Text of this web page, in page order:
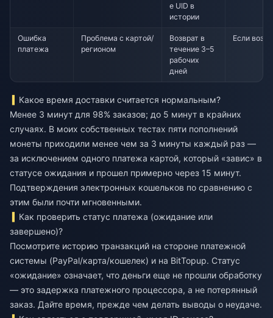
е UID в
истории
Ошибка
платежа
Проблема с картой/
регионом
Возврат в
течение 3–5
рабочих
дней
Если
Какое время доставки считается нормальным?
Менее 3 минут для 98% заказов; до 5 минут в крайних
случаях. В моих собственных тестах пяти пополнений
монеты приходили менее чем за 3 минуты каждый раз —
за исключением одного платежа картой, который «завис» в
статусе ожидания и прошел примерно через 15 минут.
Подтверждения электронных кошельков по сравнению с
этим были почти мгновенными.
Как проверить статус платежа (ожидание или
завершено)?
Посмотрите историю транзакций на стороне платежной
системы (PayPal/карта/кошелек) и на BitTopup. Статус
«ожидание» означает, что деньги еще не прошли обработку
— это задержка платежного процессора, а не потерянный
заказ. Дайте время, прежде чем делать выводы о неудаче.